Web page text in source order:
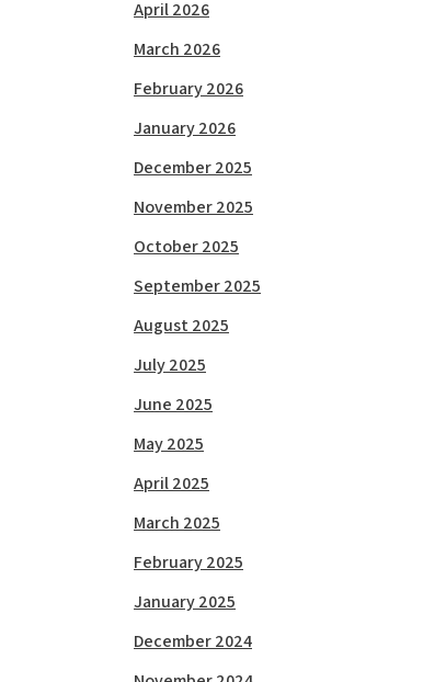
April 2026
March 2026
February 2026
January 2026
December 2025
November 2025
October 2025
September 2025
August 2025
July 2025
June 2025
May 2025
April 2025
March 2025
February 2025
January 2025
December 2024